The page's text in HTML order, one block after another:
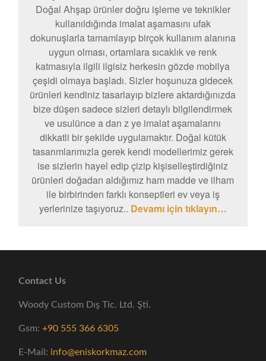
Doğal Ahşap ürünler doğru işleme ve teknikler
kullanıldığında imalat aşamasını ufak
dokunuşlarla tamamlayıp birçok kullanım alanına
uygun olması, ortamlara sıcaklık ve renk
katmasıyla ilgili ilgisiz herkesin gözde mobilya
çeşidi olmaya başladı. Sizler hoşunuza gidecek
ürünleri kendiniz tasarlayıp bizlere aktardığınızda
bize düşen sadece sizleri detaylı bilgilendirmek
ve usulünce a dan z ye imalat aşamalarını
dikkatli bir şekilde uygulamaktır. Doğal kütük
tasarımlarımızla gerek kendi modellerimiz gerek
ise sizlerin hayel edip çizip kişiselleştirdiğiniz
ürünleri doğadan aldığımız ham madde ve ilham
ile birbirinden farklı konseptleri ev veya iş
yerlerinize taşıyoruz.. Devamı için tıklayın…
Contact Us
Woody Custom Dış Tic. Ltd. Şti.
Gsm:+90 555 366 6305
E-Mail: info@eniskorkmaz.com